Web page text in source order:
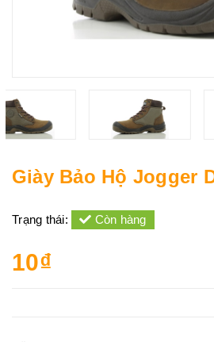
Giày Bảo Hộ Jogger
Trạng thái: Còn hàng
10₫